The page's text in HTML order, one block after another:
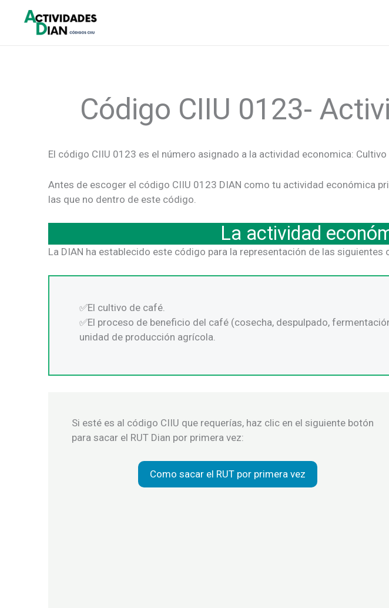
contenido
Código CIIU 0123-
El código CIIU 0123 es el número asignado a la actividad economica:
Antes de escoger el código CIIU 0123 DIAN como tu actividad económica
las que no dentro de este código.
La actividad
La DIAN ha establecido este código para la representación de las
El cultivo de café.
El proceso de beneficio del café (cosecha, despulpado,
unidad de producción agrícola.
Si esté es al código CIIU que requerías, haz clic en el siguiente botón
para sacar el RUT Dian por primera vez:
Como sacar el RUT por primera vez